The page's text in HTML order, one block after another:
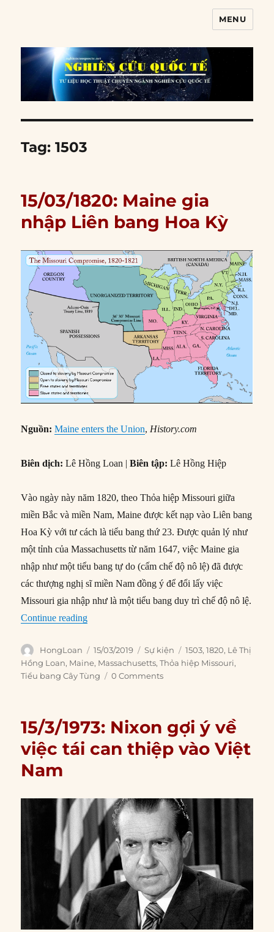
MENU
Tag:1503
15/03/1820: Maine gia
nhập Liên bang Hoa Kỳ
Nguồn: Maine enters the Union, History.com
Biên dịch: Lê Hồng Loan |Biên tập:Lê Hồng Hiệp
Vào ngày này năm 1820, theo Thỏa hiệp Missouri giữa
miền Bắc và miền Nam, Maine được kết nạp vào Liên bang
Hoa Kỳ với tư cách là tiểu bang thứ 23. Được quản lý như
một tỉnh của Massachusetts từ năm 1647, việc Maine gia
nhập như một tiểu bang tự do (cấm chế độ nô lệ) đã được
các thượng nghị sĩ miền Nam đồng ý để đổi lấy việc
Missouri gia nhập như là một tiểu bang duy trì chế độ nô lệ.
Continue reading“15/03/1820: Maine gia nhập Liên bang Hoa
Author
HongLoan
Posted
on
15/03/2019 Categories
Sự kiện Tags
1503,1820, Lê Thị
Hồng Loan, Maine, Massachusetts,Thỏa hiệp Missouri,
Tiểu bang Cây Tùng
0 Comments
15/3/1973: Nixon gợi ý về
việc tái can thiệp vào Việt
Nam